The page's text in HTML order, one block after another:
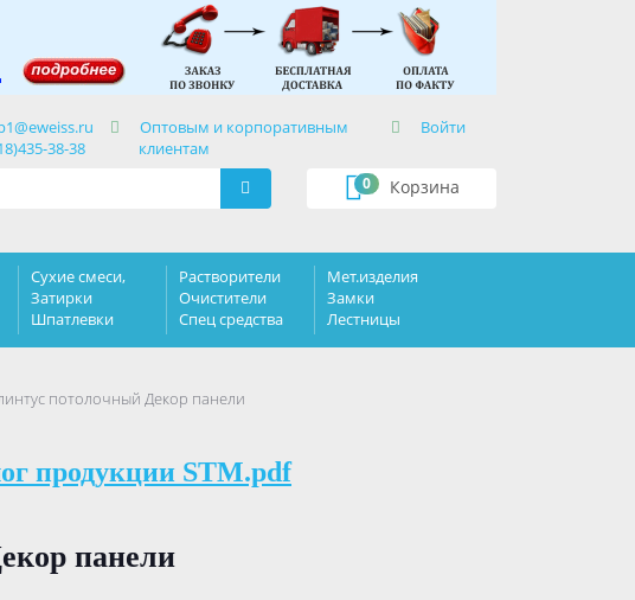
38-38
Оптовым и корпоративным
клиентам
Войти
Корзина
0
Сухие смеси,
Затирки
Шпатлевки
Растворители
Очистители
Спец средства
Мет.изделия
Замки
Лестницы
потолочный Декор панели
продукции STM.pdf
панели